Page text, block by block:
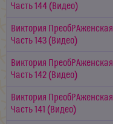
Часть 144 (Видео)
Виктория
Часть 143 (Видео)
Виктория
Часть 142 (Видео)
Виктория
Часть 141 (Видео)